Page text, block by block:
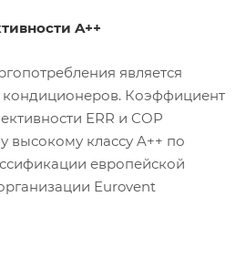
A++
является
кондиционеров. Коэффициент
ERR и COP
высокому классу A++ по
европейской
Eurovent